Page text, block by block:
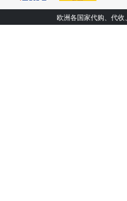
欧洲各国家代购、代